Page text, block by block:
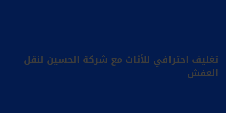
تغليف احترافي للأثاث مع شركة الحسين لنقل
العفش